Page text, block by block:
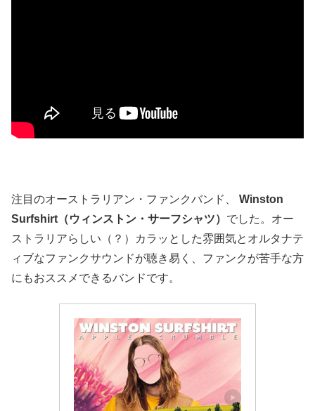
注目のオーストラリアン・ファンクバンド、
Winston
Surfshirt（ウィンストン・サーフシャツ） でした。オー
ストラリアらしい（？）カラッとした雰囲気とオルタナテ
ィブなファンクサウンドが聴き易く、ファンクが苦手な方
にもおススメできるバンドです。